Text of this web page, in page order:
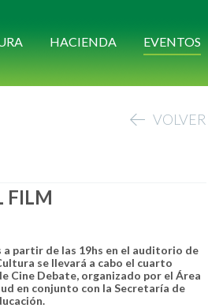
HACIENDA EVENTOS
VOLVER
FILM
a partir de las 19hs en el auditorio de
se llevará a cabo el cuarto
Cine Debate, organizado por el Área
en conjunto con la Secretaría de